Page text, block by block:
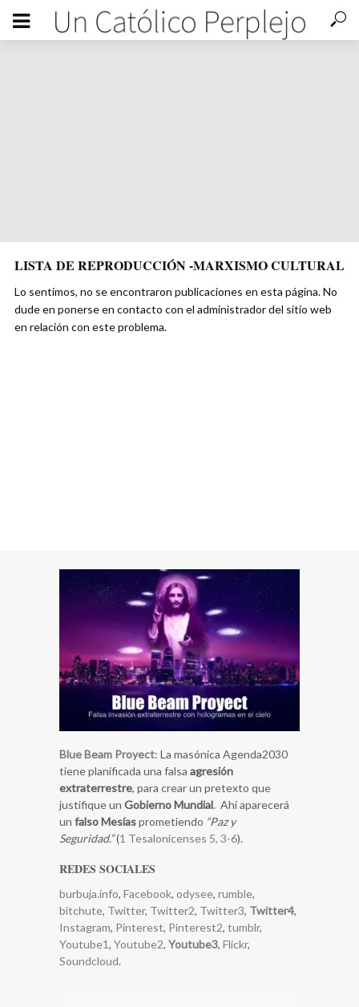
LISTA DE REPRODUCCIÓN -MARXISMO CULTURAL
Lo sentimos, no se encontraron publicaciones en esta página. No
dude en ponerse en contacto con el administrador del sitio web
en relación con este problema.
Blue Beam Proyect: La masónica Agenda2030
tiene planificada una falsa agresión
extraterrestre, para crear un pretexto que
justifique un Gobierno Mundial. Ahí aparecerá
un falso Mesíasprometiendo “Paz y
Seguridad.”(1 Tesalonicenses 5, 3-6).
REDES SOCIALES
burbuja.info, Facebook, odysee, rumble,
bitchute, Twitter, Twitter2, Twitter3, Twitter4,
Instagram, Pinterest, Pinterest2, tumblr,
Youtube1, Youtube2, Youtube3, Flickr,
Soundcloud.